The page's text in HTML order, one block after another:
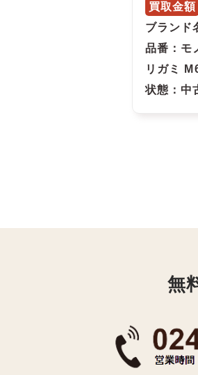
買取金額
ブランド
品番 ：
リガミ
状態 ：中
無